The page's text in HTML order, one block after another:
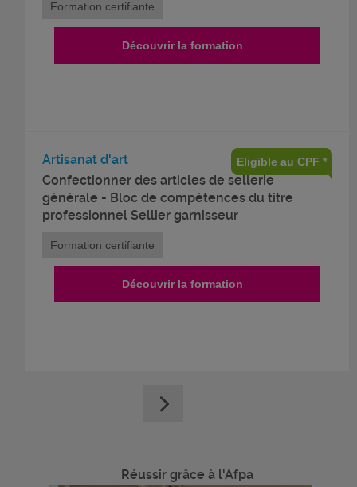
Formation certifiante
Découvrir la formation
Artisanat d'art
Confectionner des articles de sellerie
générale - Bloc de compétences du titre
professionnel Sellier garnisseur
Eligible au CPF *
Formation certifiante
Découvrir la formation
Réussir grâce à l'Afpa